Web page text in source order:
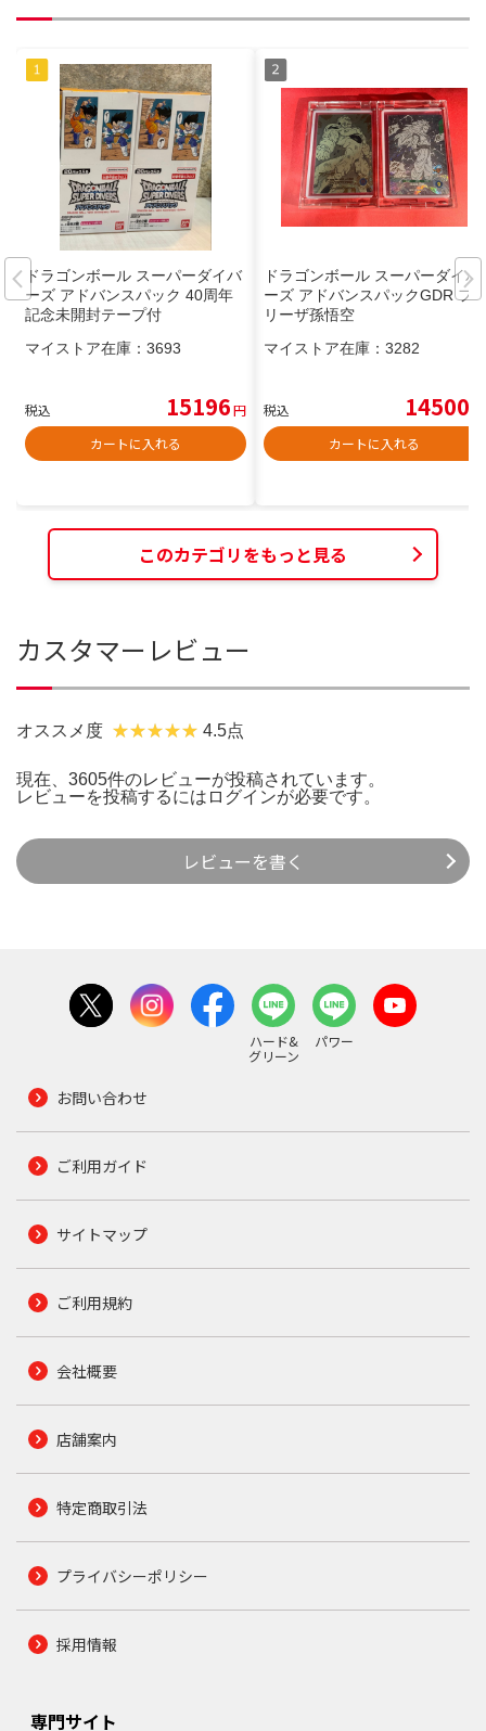
ドラゴンボール スーパーダイバ
ーズ アドバンスパック 40周年
記念未開封テープ付
マイストア在庫： 3693
税込 15196円
カートに入れる
ドラゴンボール スーパーダイバ
ーズ アドバンスパックGDR フ
リーザ孫悟空
マイストア在庫： 3282
税込 14500
カートに入れる
このカテゴリをもっと見る
カスタマーレビュー
オススメ度 4.5点
現在、3605件のレビューが投稿されています。
レビューを投稿するには ログインが必要です。
レビューを書く
ハード&
グリーン
パワー
お問い合わせ
ご利用ガイド
サイトマップ
ご利用規約
会社概要
店舗案内
特定商取引法
プライバシーポリシー
採用情報
専門サイト